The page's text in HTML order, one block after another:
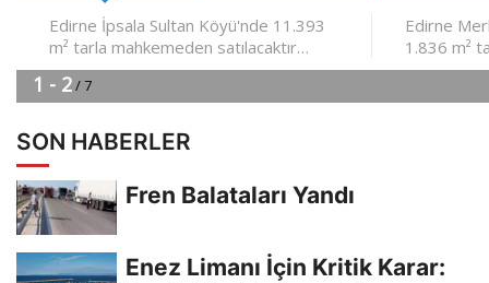
SON HABERLER
Fren Balataları Yandı
Enez Limanı İçin Kritik Karar: